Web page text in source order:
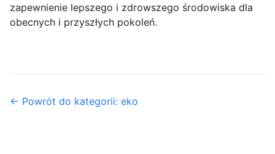
zapewnienie lepszego i zdrowszego środowiska dla
obecnych i przyszłych pokoleń.
← Powrót do kategorii: eko